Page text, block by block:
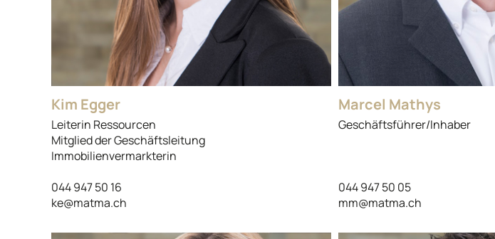
Kim Egger
Leiterin Ressourcen
Mitglied der Geschäftsleitung
Immobilienvermarkterin
044 947 50 16
ke@matma.ch
Marcel Mathys
Geschäftsführer/Inhaber
044 947 50 05
mm@matma.ch